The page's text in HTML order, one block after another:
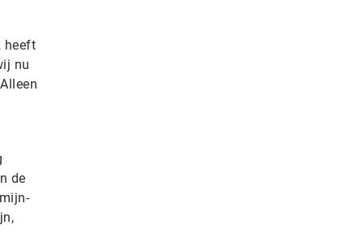
heeft
nu
de